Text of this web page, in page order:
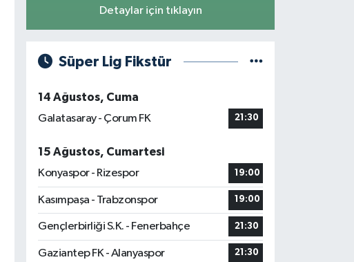
Detaylar için tıklayın
Süper Lig Fikstür
14 Ağustos, Cuma
Galatasaray - Çorum FK
21:30
15 Ağustos, Cumartesi
Konyaspor - Rizespor
19:00
Kasımpaşa - Trabzonspor 19:00
Gençlerbirliği S.K. - Fenerbahçe 21:30
Gaziantep FK - Alanyaspor 21:30